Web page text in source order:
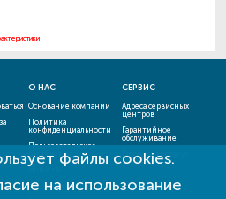
файлы cookies.
на использование
О НАС
Основание компании
Политика
конфиденциальности
Пользовательское
соглашение
Акции и скидки
СЕРВИС
Адреса сервисных
центров
Гарантийное
обслуживание
Проверить статус
ремонта